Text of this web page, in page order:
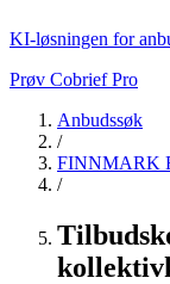
KI-løsningen for
Prøv Cobrief Pro
Anbudssøk
/
FINNMARK
/